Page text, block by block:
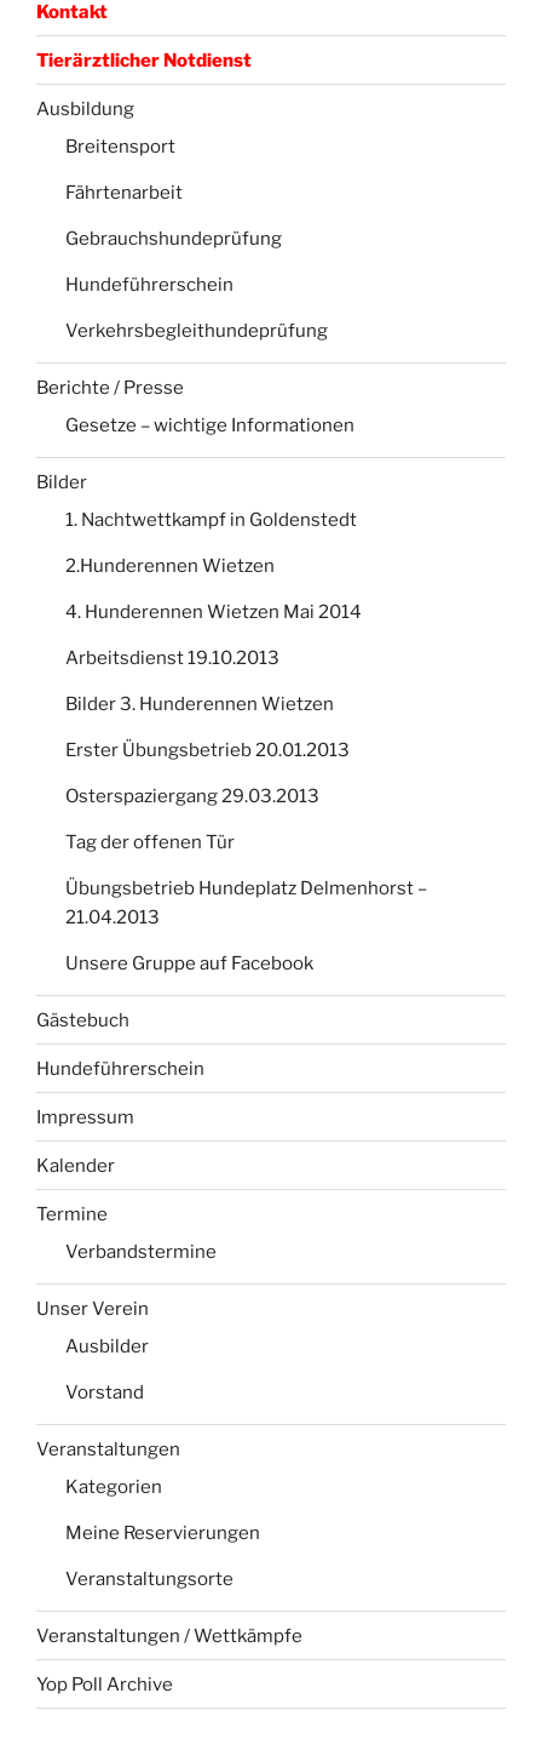
Kontakt
Tierärztlicher Notdienst
Ausbildung
Breitensport
Fährtenarbeit
Gebrauchshundeprüfung
Hundeführerschein
Verkehrsbegleithundeprüfung
Berichte / Presse
Gesetze – wichtige Informationen
Bilder
1. Nachtwettkampf in Goldenstedt
2.Hunderennen Wietzen
4. Hunderennen Wietzen Mai 2014
Arbeitsdienst 19.10.2013
Bilder 3. Hunderennen Wietzen
Erster Übungsbetrieb 20.01.2013
Osterspaziergang 29.03.2013
Tag der offenen Tür
Übungsbetrieb Hundeplatz Delmenhorst –
21.04.2013
Unsere Gruppe auf Facebook
Gästebuch
Hundeführerschein
Impressum
Kalender
Termine
Verbandstermine
Unser Verein
Ausbilder
Vorstand
Veranstaltungen
Kategorien
Meine Reservierungen
Veranstaltungsorte
Veranstaltungen / Wettkämpfe
Yop Poll Archive